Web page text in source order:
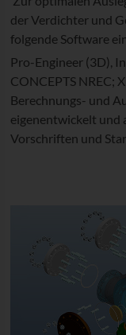
der Verdichter und
folgende Software
Pro-Engineer (3D),
CONCEPTS NREC;
Berechnungs- und
eigenentwickelt und
Vorschriften und